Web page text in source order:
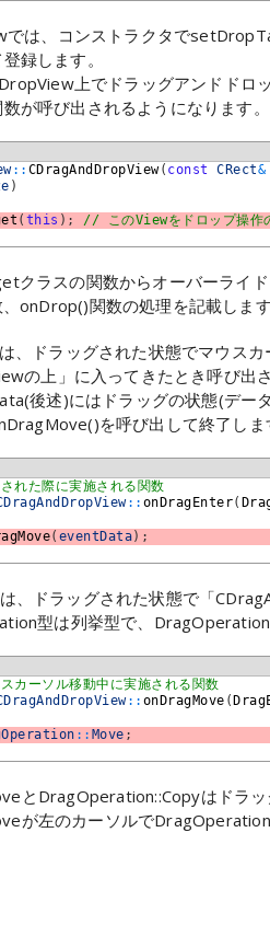
は、コンストラクタで
録します。
上でドラッグアンドド
が呼び出されるようになります。
:: CDragAndDropView( const CRect&
)
( this ) ;
// このViewをドロップ操作
クラスの関数からオーバーライ
onDrop()関数の処理を記載します
、ドラッグされた状態でマウス
の上」に入ってきたとき呼び出さ
後述)にはドラッグの状態(デー
を呼び出して終了しま
れた際に実施される関数
:: onDragEnter(
( eventData) ;
、ドラッグされた状態で「
型は列挙型で、
カーソル移動中に実施される関数
:: onDragMove (
:: Move ;
とDragOperation::Copyはドラッ
が左のカーソルで